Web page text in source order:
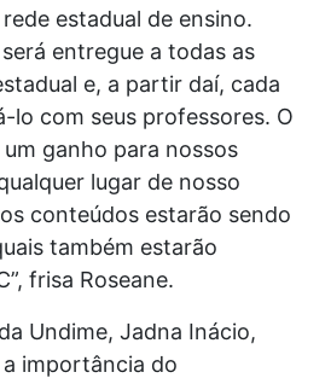
estadual de ensino.
entregue a todas as
e, a partir daí, cada
lo com seus professores. O
ganho para nossos
lugar de nosso
conteúdos estarão sendo
também estarão
frisa Roseane.
Undime, Jadna Inácio,
importância do